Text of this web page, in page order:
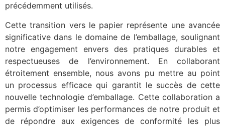
précédemment utilisés.
Cette transition vers le papier représente une avancée
significative dans le domaine de l’emballage, soulignant
notre engagement envers des pratiques durables et
respectueuses de l’environnement. En collaborant
étroitement ensemble, nous avons pu mettre au point
un processus efficace qui garantit le succès de cette
nouvelle technologie d’emballage. Cette collaboration a
permis d’optimiser les performances de notre produit et
de répondre aux exigences de conformité les plus